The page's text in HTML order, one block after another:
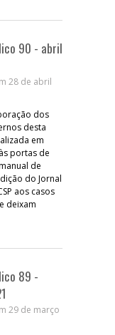
90 - abril
28 de abril
dos
desta
em
portas de
de
do Jornal
aos casos
deixam
89 -
29 de março